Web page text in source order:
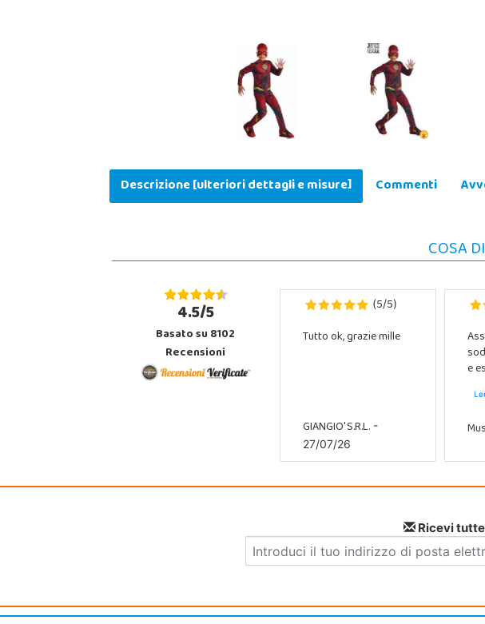
Descrizione [ulteriori dettagli e misure] Commenti
COSA
4.5/5
Basato su 8102
Recensioni
(5/5)
Tutto ok, grazie mille
GIANGIO' S.R.L.-
27/07/26
e
Ricevi